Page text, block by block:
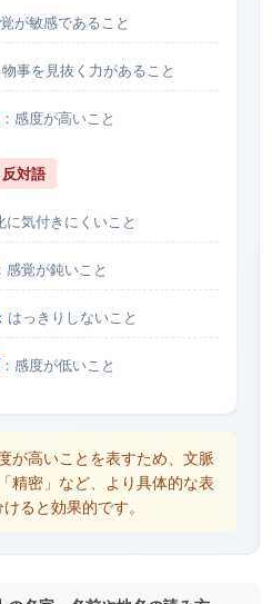
が敏感であること
物事を見抜く力があること
：感度が高いこと
反対語
に気付きにくいこと
感覚が鈍いこと
：はっきりしないこと
：感度が低いこと
が高いことを表すため、文脈
精密」など、より具体的な表
ると効果的です。